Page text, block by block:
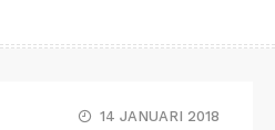
14 JANUARI 2018